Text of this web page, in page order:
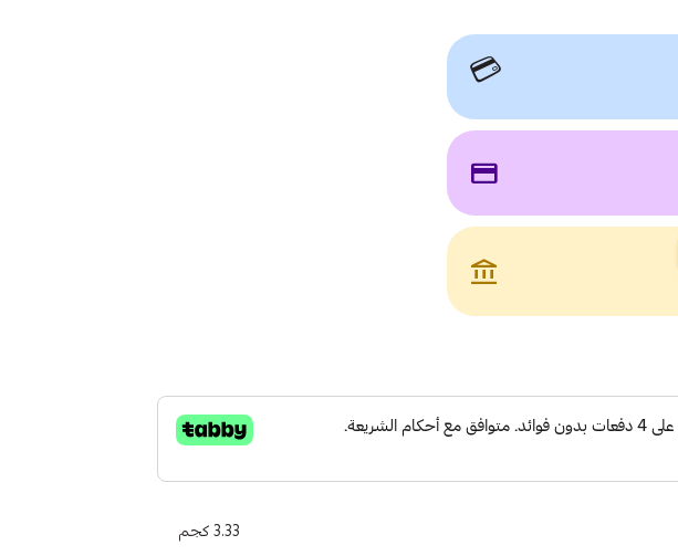
💳
payment
account_balance
3.33 كجم